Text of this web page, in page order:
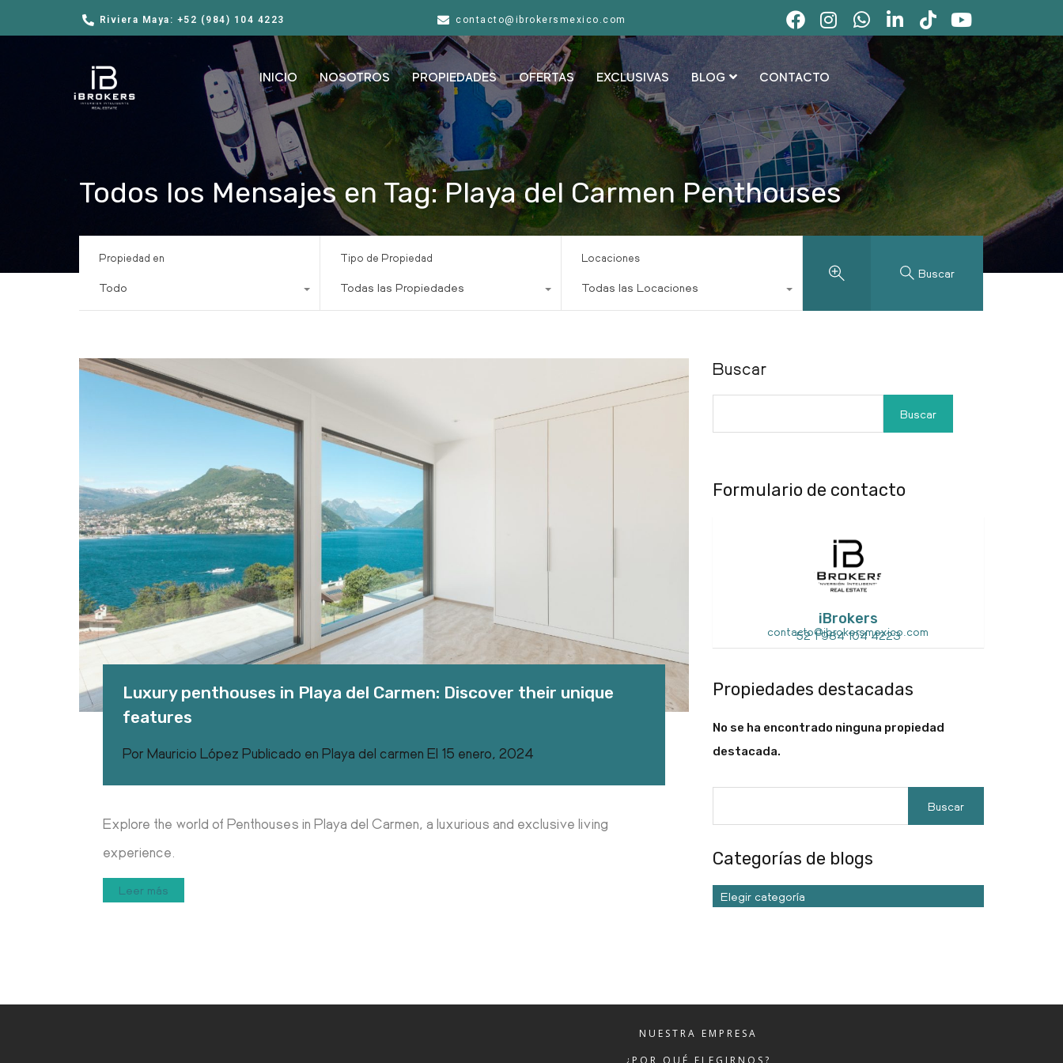
Riviera Maya: +52 (984) 104 4223 contacto@ibrokersmexico.com
INICIO NOSOTROS PROPIEDADES OFERTAS EXCLUSIVAS BLOG CONTACTO
Todos los Mensajes en Tag: Playa del Carmen Penthouses
Propiedad en
Todo
Tipo de Propiedad
Todas las Propiedades
Locaciones
Todas las Locaciones
Buscar
Luxury penthouses in Playa del Carmen: Discover their unique
features
Por Mauricio López Publicado en Playa del carmen El 15 enero, 2024
Explore the world of Penthouses in Playa del Carmen, a luxurious and exclusive living
experience.
Leer más
Buscar
Buscar
Formulario de contacto
iBrokers
contacto@ibrokersmexico.com
52 1 984 104 4223
Propiedades destacadas
No se ha encontrado ninguna propiedad
destacada.
Categorías de blogs
Elegir categoría
NUESTRA EMPRESA